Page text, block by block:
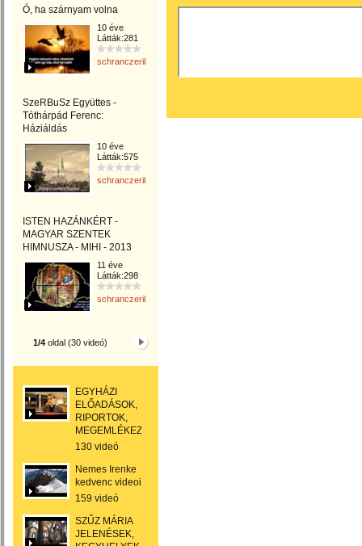
Ó, ha szárnyam volna
10 éve
Látták:281
schranczerika
SzeRBuSz Együttes -
Tóthárpád Ferenc:
Háziáldás
10 éve
Látták:575
schranczerika
ISTEN HAZÁNKÉRT -
MAGYAR SZENTEK
HIMNUSZA - MIHI - 2013
11 éve
Látták:298
schranczerika
1/4 oldal (30 videó)
EGYHÁZI
ELŐADÁSOK,
RIPORTOK,
MEGEMLÉKEZÉSEK
130 videó
Nemes Irenke
kedvenc videoi
159 videó
SZŰZ MÁRIA
JELENÉSEK,